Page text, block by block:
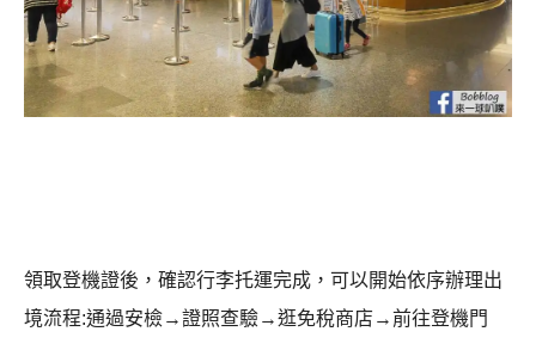
領取登機證後，確認行李托運完成，可以開始依序辦理出
境流程:通過安檢→證照查驗→逛免稅商店→前往登機門